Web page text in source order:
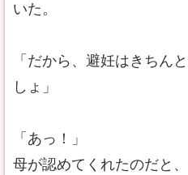
いた。
「だから、避妊はきちん
しょ」
「あっ！」
母が認めてくれたのだと